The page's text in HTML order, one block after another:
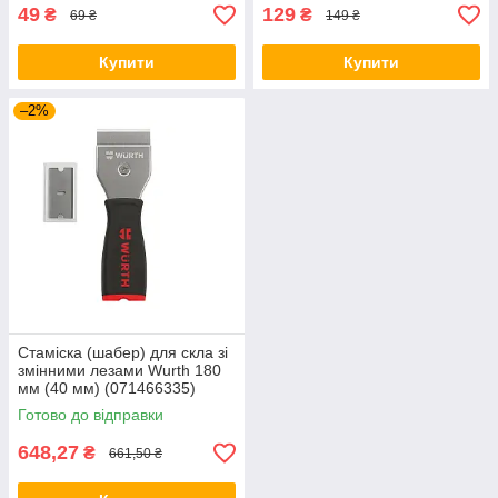
49 ₴ 69 ₴
Купити
129 ₴ 149 ₴
Купити
–2%
Стаміска (шабер) для скла зі
змінними лезами Wurth 180
мм (40 мм) (071466335)
Готово до відправки
648,27 ₴ 661,50 ₴